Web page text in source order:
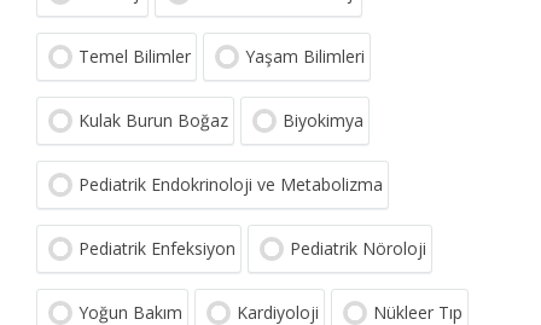
Temel Bilimler Yaşam Bilimleri
Kulak Burun Boğaz Biyokimya
Pediatrik Endokrinoloji ve Metabolizma
Pediatrik Enfeksiyon Pediatrik Nöroloji
Yoğun Bakım Kardiyoloji Nükleer Tıp